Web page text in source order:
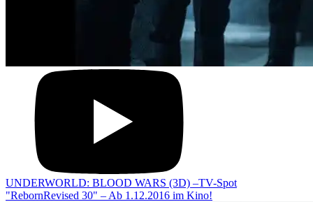
UNDERWORLD: BLOOD WARS (3D) –TV-Spot
"RebornRevised 30" – Ab 1.12.2016 im Kino!